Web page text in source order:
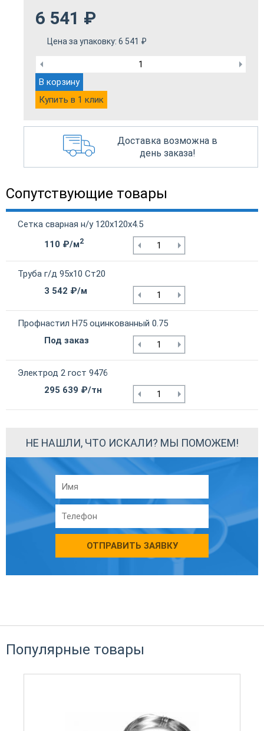
6 541 ₽
Цена за упаковку: 6 541 ₽
В корзину
Купить в 1 клик
Доставка возможна в
день заказа!
Сопутствующие товары
Сетка сварная н/у 120х120х4.5
110 ₽/м2
Труба г/д 95х10 Ст20
3 542 ₽/м
Профнастил Н75 оцинкованный 0.75
Под заказ
Электрод 2 гост 9476
295 639 ₽/тн
НЕ НАШЛИ, ЧТО ИСКАЛИ? МЫ ПОМОЖЕМ!
ОТПРАВИТЬ ЗАЯВКУ
Популярные товары